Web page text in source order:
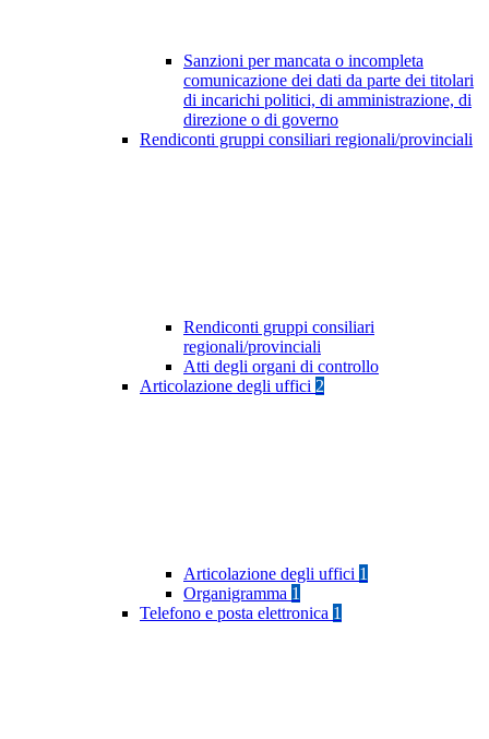
Sanzioni per mancata o incompleta
comunicazione dei dati da parte dei titolari
di incarichi politici, di amministrazione, di
direzione o di governo
Rendiconti gruppi consiliari regionali/provinciali
Rendiconti gruppi consiliari
regionali/provinciali
Atti degli organi di controllo
Articolazione degli uffici 2
Articolazione degli uffici 1
Organigramma 1
Telefono e posta elettronica 1